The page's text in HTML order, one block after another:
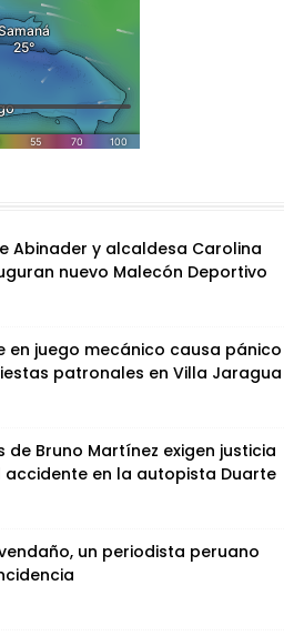
Abinader y alcaldesa Carolina
nuevo Malecón Deportivo
en juego mecánico causa pánico
patronales en Villa Jaragua
de Bruno Martínez exigen justicia
en la autopista Duarte
un periodista peruano